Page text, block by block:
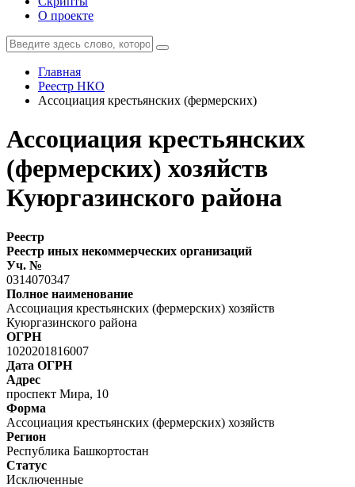
О проекте
Главная
Реестр НКО
Ассоциация крестьянских (фермерских)
Ассоциация крестьянских
(фермерских) хозяйств
Куюргазинского района
Реестр
Реестр иных некоммерческих организаций
Уч. №
0314070347
Полное наименование
Ассоциация крестьянских (фермерских) хозяйств
Куюргазинского района
ОГРН
1020201816007
Дата ОГРН
Адрес
проспект Мира, 10
Форма
Ассоциация крестьянских (фермерских) хозяйств
Регион
Республика Башкортостан
Статус
Исключенные